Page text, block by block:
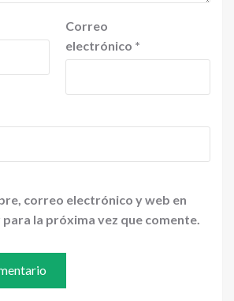
Correo
electrónico *
correo electrónico y web en
la próxima vez que comente.